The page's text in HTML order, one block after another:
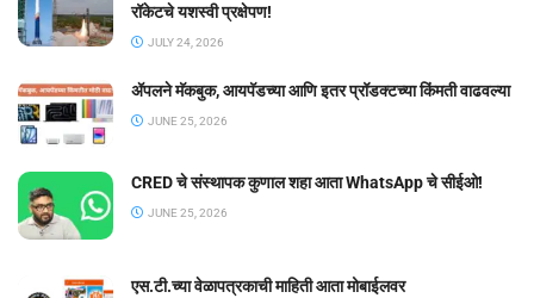
रॉकेटचे यशस्वी प्रक्षेपण!
JULY 24, 2026
ॲपलने मॅकबुक, आयपॅडच्या आणि इतर प्रॉडक्टच्या किंमती वाढवल्या
JUNE 25, 2026
CRED चे संस्थापक कुणाल शहा आता WhatsApp चे सीईओ!
JUNE 25, 2026
एस.टी.च्या वेळापत्रकाची माहिती आता मोबाईलवर